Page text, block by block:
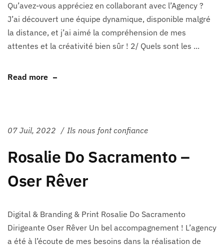
Qu’avez-vous appréciez en collaborant avec l’Agency ?
J’ai découvert une équipe dynamique, disponible malgré
la distance, et j’ai aimé la compréhension de mes
attentes et la créativité bien sûr ! 2/ Quels sont les ...
Read more
07 Juil, 2022 Ils nous font confiance
Rosalie Do Sacramento –
Oser Rêver
Digital & Branding & Print Rosalie Do Sacramento
Dirigeante Oser Rêver Un bel accompagnement ! L’agency
a été à l’écoute de mes besoins dans la réalisation de